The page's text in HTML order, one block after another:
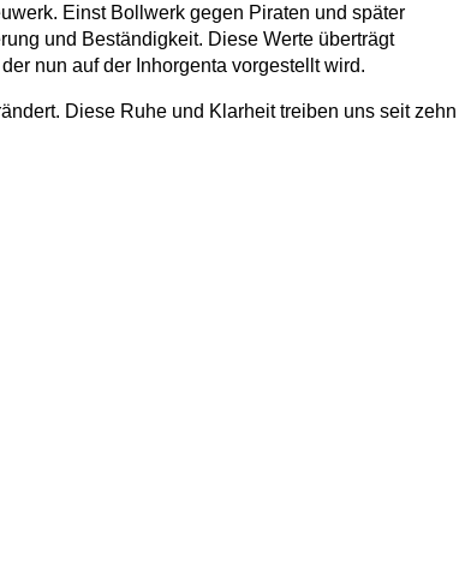
Einst Bollwerk gegen Piraten und später
und Beständigkeit. Diese Werte überträgt
nun auf der Inhorgenta vorgestellt wird.
Diese Ruhe und Klarheit treiben uns seit zehn